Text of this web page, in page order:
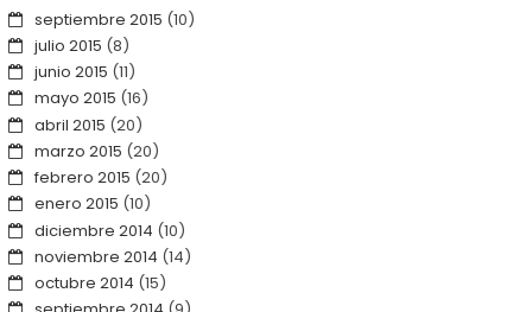
septiembre 2015 (10)
julio 2015 (8)
junio 2015 (11)
mayo 2015 (16)
abril 2015 (20)
marzo 2015 (20)
febrero 2015 (20)
enero 2015 (10)
diciembre 2014 (10)
noviembre 2014 (14)
octubre 2014 (15)